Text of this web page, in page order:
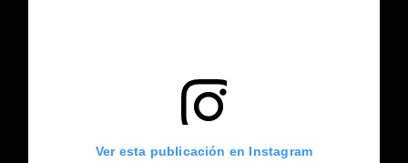
Ver esta publicación en Instagram